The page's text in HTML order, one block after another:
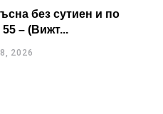
без сутиен и по
– (Вижт...
2026